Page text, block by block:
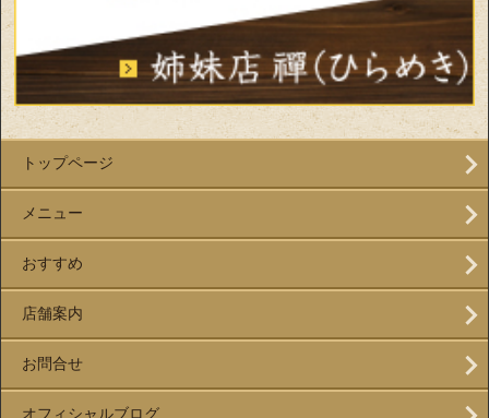
トップページ
メニュー
おすすめ
店舗案内
お問合せ
オフィシャルブログ